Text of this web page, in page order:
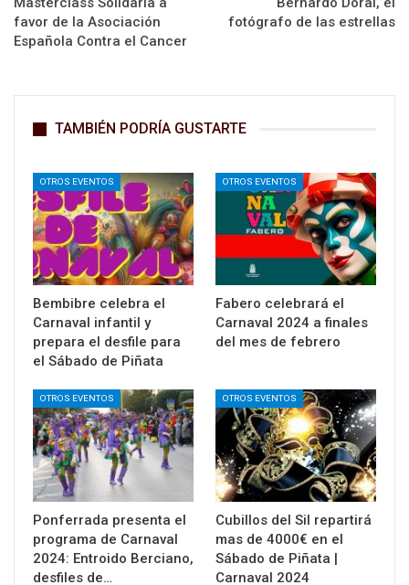
favor de la Asociación
Española Contra el Cancer
fotógrafo de las estrellas
TAMBIÉN PODRÍA GUSTARTE
OTROS EVENTOS
Bembibre celebra el
Carnaval infantil y
prepara el desfile para
el Sábado de Piñata
OTROS EVENTOS
Fabero celebrará el
Carnaval 2024 a finales
del mes de febrero
OTROS EVENTOS
Ponferrada presenta el
programa de Carnaval
2024: Entroido Berciano,
desfiles de…
OTROS EVENTOS
Cubillos del Sil repartirá
mas de 4000€ en el
Sábado de Piñata |
Carnaval 2024